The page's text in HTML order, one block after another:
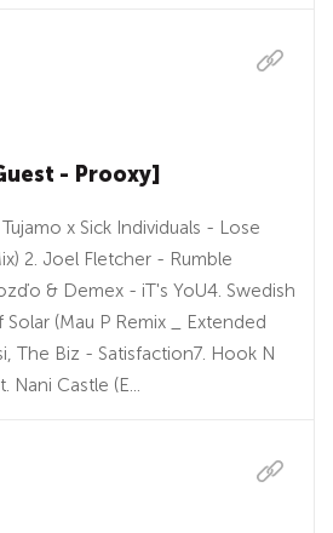
- Prooxy]
x Sick Individuals - Lose
2. Joel Fletcher - Rumble
& Demex - iT's YoU4. Swedish
(Mau P Remix _ Extended
The Biz - Satisfaction7. Hook N
Nani Castle (E...